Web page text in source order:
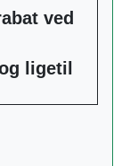
ved
ligetil